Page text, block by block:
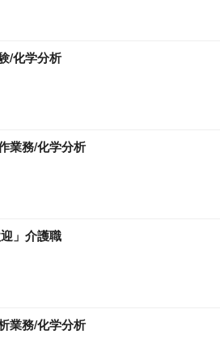
/化学分析
業務/化学分析
」介護職
業務/化学分析